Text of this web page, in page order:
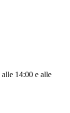
14:00 e alle